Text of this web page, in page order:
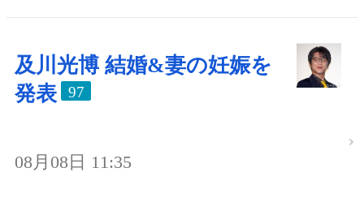
及川光博 結婚&妻の妊娠を
発表
97
08月08日 11:35